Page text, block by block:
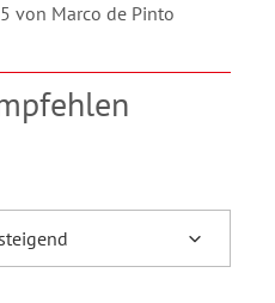
von Marco de Pinto